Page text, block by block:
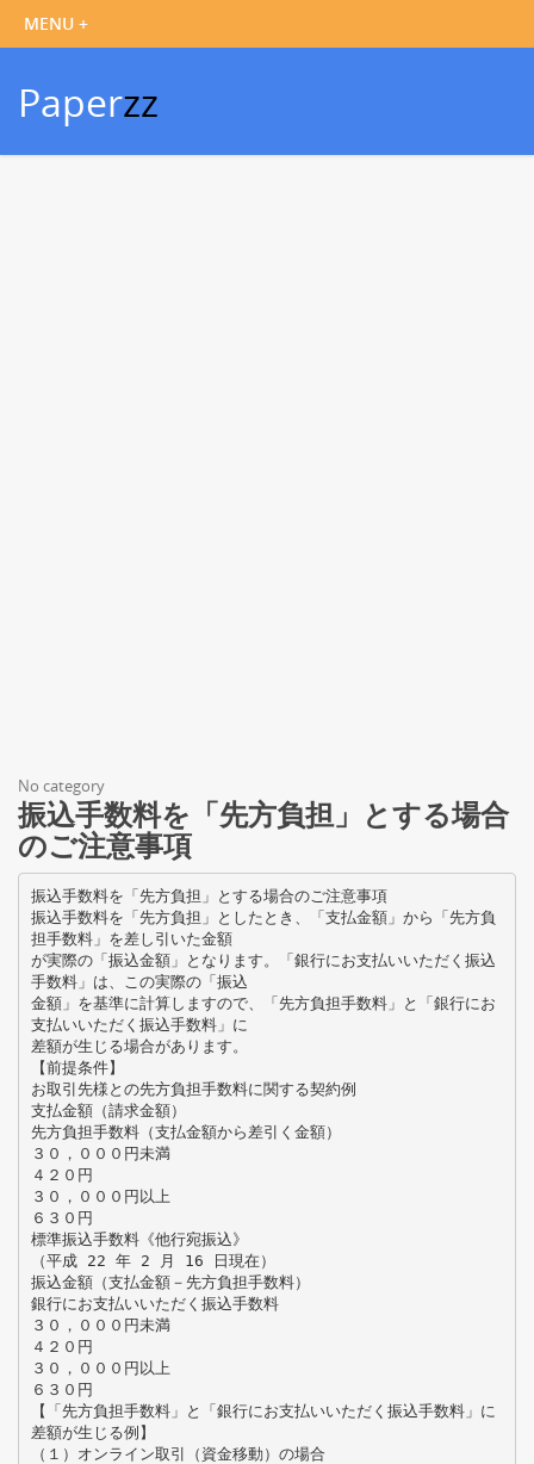
Paperzz
No category
振込手数料を「先方負担」とする場合
のご注意事項
振込手数料を「先方負担」とする場合のご注意事項
振込手数料を「先方負担」としたとき、「支払金額」から「先方負
担手数料」を差し引いた金額
が実際の「振込金額」となります。「銀行にお支払いいただく振込
手数料」は、この実際の「振込
金額」を基準に計算しますので、「先方負担手数料」と「銀行にお
支払いいただく振込手数料」に
差額が生じる場合があります。
【前提条件】
お取引先様との先方負担手数料に関する契約例
支払金額（請求金額）
先方負担手数料（支払金額から差引く金額）
３０，０００円未満
４２０円
３０，０００円以上
６３０円
標準振込手数料《他行宛振込》
（平成 22 年 2 月 16 日現在）
振込金額（支払金額－先方負担手数料）
銀行にお支払いいただく振込手数料
３０，０００円未満
４２０円
３０，０００円以上
６３０円
【「先方負担手数料」と「銀行にお支払いいただく振込手数料」に
差額が生じる例】
（１）オンライン取引（資金移動）の場合